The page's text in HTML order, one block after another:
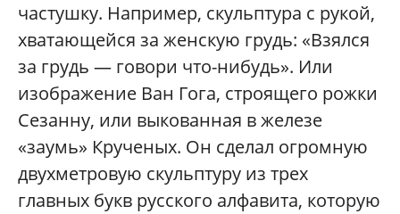
частушку. Например, скульптура с рукой,
хватающейся за женскую грудь: «Взялся
за грудь — говори что-нибудь». Или
изображение Ван Гога, строящего рожки
Сезанну, или выкованная в железе
«заумь» Крученых. Он сделал огромную
двухметровую скульптуру из трех
главных букв русского алфавита, которую